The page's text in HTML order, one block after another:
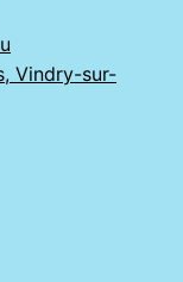
Vindry-sur-